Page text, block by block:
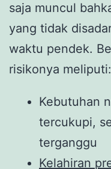
saja muncul
yang tidak
waktu pendek.
risikonya meliputi:
Kebutuhan
tercukupi,
terganggu
Kelahiran